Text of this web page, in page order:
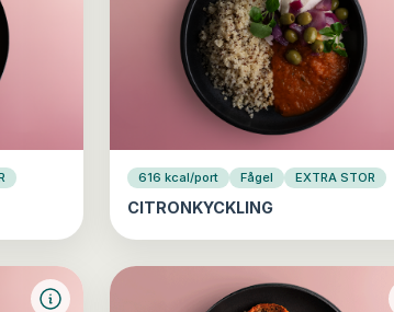
616 kcal/port Fågel EXTRA STOR
CITRONKYCKLING